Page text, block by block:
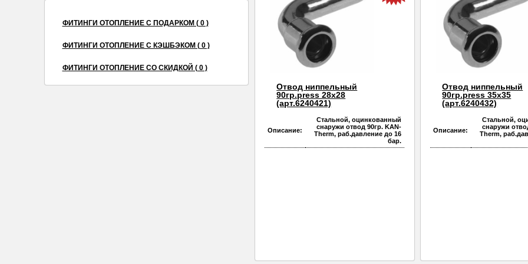
ФИТИНГИ ОТОПЛЕНИЕ С ПОДАРКОМ ( 0 )
ФИТИНГИ ОТОПЛЕНИЕ С КЭШБЭКОМ ( 0 )
ФИТИНГИ ОТОПЛЕНИЕ СО СКИДКОЙ ( 0 )
Отвод ниппельный
90гр.press 28х28
(арт.6240421)
Описание:
Стальной, оцинкованный
снаружи отвод 90гр. KAN-
Therm, раб.давление до 16
бар.
Отвод ниппельный
90гр.press 35х35
(арт.6240432)
Описание:
Стальной,
снаружи
Therm,